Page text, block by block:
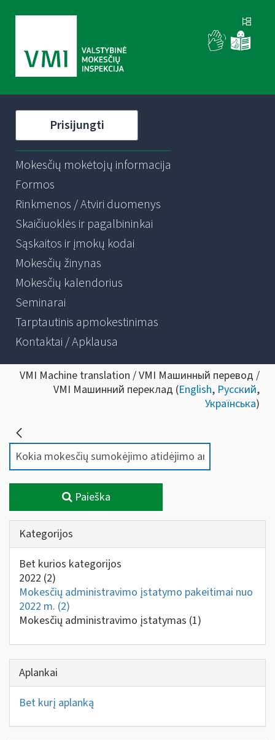
Prisijungti
Mokesčių mokėtojų informacija
Formos
Rinkmenos / Atviri duomenys
Skaičiuoklės ir pagalbininkai
Sąskaitos ir įmokų kodai
Mokesčių žinynas
Mokesčių kalendorius
Seminarai
Tarptautinis apmokestinimas
Kontaktai / Apklausa
VMI Machine translation / VMI Машинный перевод /
VMI Машинний переклад (English, Русский,
Українська)
Paieška
Kategorijos
Bet kurios kategorijos
2022 (2)
Mokesčių administravimo įstatymo pakeitimai nuo
2022 m. (2)
Mokesčių administravimo įstatymas (1)
Aplankai
Bet kurį aplanką